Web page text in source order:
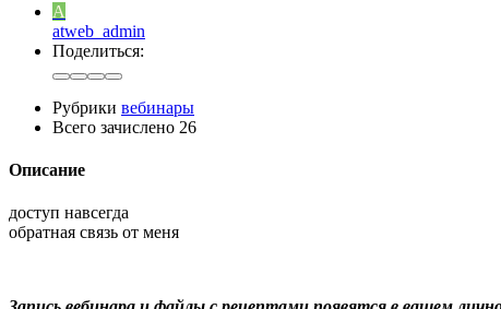
A
atweb_admin
Поделиться:
Рубрики вебинары
Всего зачислено 26
Описание
доступ навсегда
обратная связь от меня